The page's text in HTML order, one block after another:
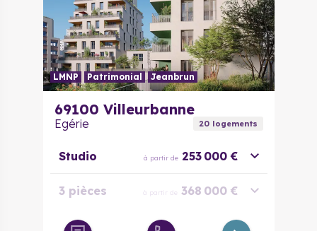
LMNP Patrimonial Jeanbrun
69100 Villeurbanne
Egérie 20logements
Studio à partir de 253 000 €
3 pièces à partir de 368 000 €
4 pièces à partir de 494 400 €